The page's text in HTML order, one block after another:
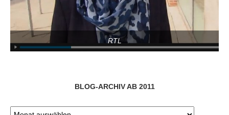
RTL
BLOG-ARCHIV AB 2011